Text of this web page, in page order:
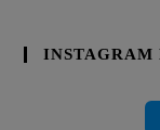
INSTAGRAM